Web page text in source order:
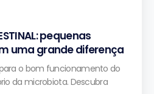
pequenas
uma grande diferença
o bom funcionamento do
da microbiota. Descubra